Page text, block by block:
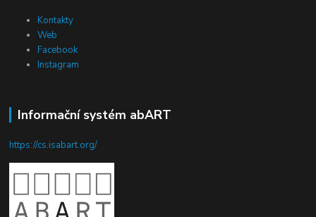
Kontakty
Web
Facebook
Instagram
Informační systém abART
https://cs.isabart.org/